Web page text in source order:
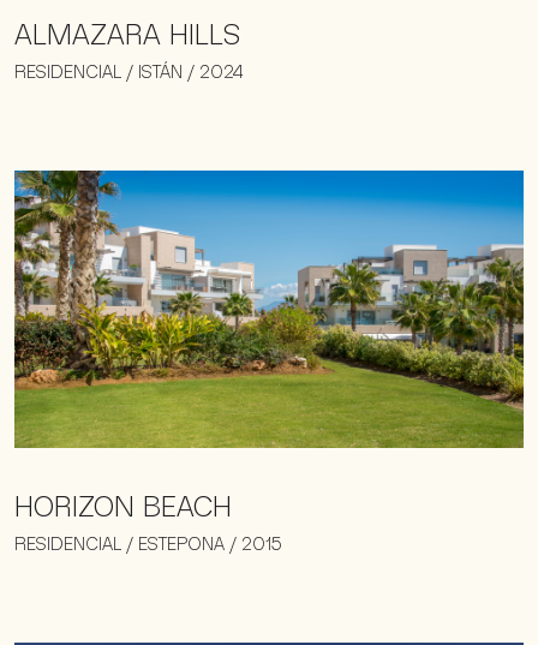
ALMAZARA HILLS
RESIDENCIAL / ISTÁN / 2024
HORIZON BEACH
RESIDENCIAL / ESTEPONA / 2015